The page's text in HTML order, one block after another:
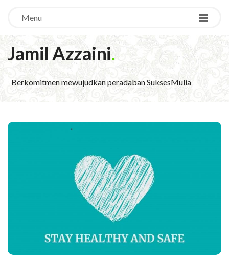
Menu
Jamil Azzaini.
Berkomitmen mewujudkan peradaban SuksesMulia